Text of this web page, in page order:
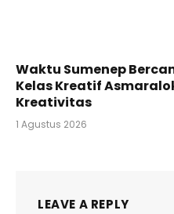
Waktu Sumenep
Kelas Kreatif
Kreativitas
1 Agustus 2026
LEAVE A REPLY